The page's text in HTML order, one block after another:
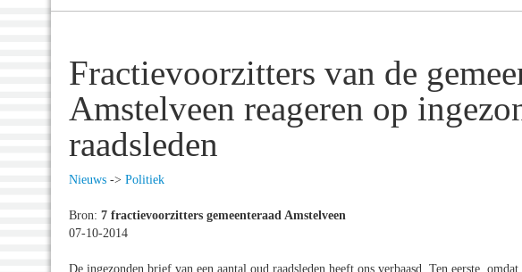
Fractievoorzitters van de
Amstelveen reageren op
raadsleden
Nieuws -> Politiek
Bron: 7 fractievoorzitters gemeenteraad Amstelveen
07-10-2014
De ingezonden brief van een aantal oud raadsleden heeft ons verbaasd. Ten eerste,